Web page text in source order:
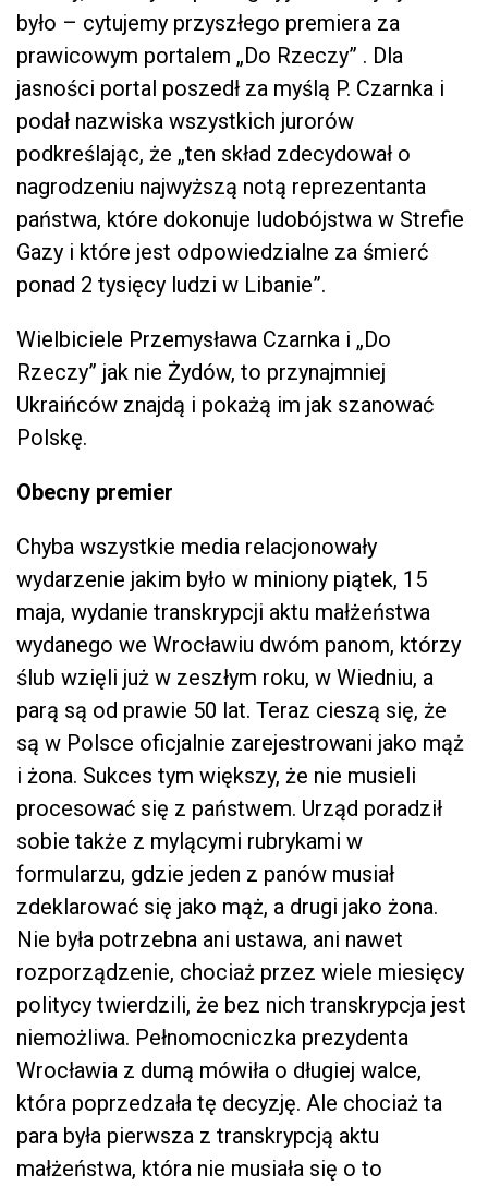
było – cytujemy przyszłego premiera za
prawicowym portalem „Do Rzeczy” . Dla
jasności portal poszedł za myślą P. Czarnka i
podał nazwiska wszystkich jurorów
podkreślając, że „ten skład zdecydował o
nagrodzeniu najwyższą notą reprezentanta
państwa, które dokonuje ludobójstwa w Strefie
Gazy i które jest odpowiedzialne za śmierć
ponad 2 tysięcy ludzi w Libanie”.
Wielbiciele Przemysława Czarnka i „Do
Rzeczy” jak nie Żydów, to przynajmniej
Ukraińców znajdą i pokażą im jak szanować
Polskę.
Obecny premier
Chyba wszystkie media relacjonowały
wydarzenie jakim było w miniony piątek, 15
maja, wydanie transkrypcji aktu małżeństwa
wydanego we Wrocławiu dwóm panom, którzy
ślub wzięli już w zeszłym roku, w Wiedniu, a
parą są od prawie 50 lat. Teraz cieszą się, że
są w Polsce oficjalnie zarejestrowani jako mąż
i żona. Sukces tym większy, że nie musieli
procesować się z państwem. Urząd poradził
sobie także z mylącymi rubrykami w
formularzu, gdzie jeden z panów musiał
zdeklarować się jako mąż, a drugi jako żona.
Nie była potrzebna ani ustawa, ani nawet
rozporządzenie, chociaż przez wiele miesięcy
politycy twierdzili, że bez nich transkrypcja jest
niemożliwa. Pełnomocniczka prezydenta
Wrocławia z dumą mówiła o długiej walce,
która poprzedzała tę decyzję. Ale chociaż ta
para była pierwsza z transkrypcją aktu
małżeństwa, która nie musiała się o to